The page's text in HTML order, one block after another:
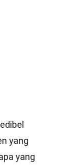
yang
yang